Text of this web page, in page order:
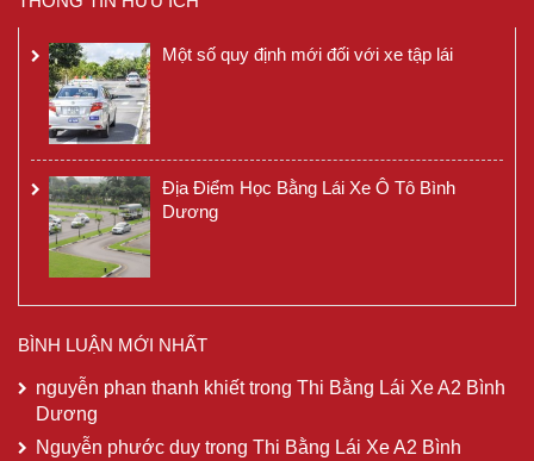
Một số quy định mới đối với xe tập lái
Địa Điểm Học Bằng Lái Xe Ô Tô Bình
Dương
BÌNH LUẬN MỚI NHẤT
nguyễn phan thanh khiếttrong Thi Bằng Lái Xe A2 Bình
Dương
Nguyễn phước duy trong Thi Bằng Lái Xe A2 Bình